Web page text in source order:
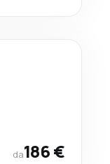
da186 €